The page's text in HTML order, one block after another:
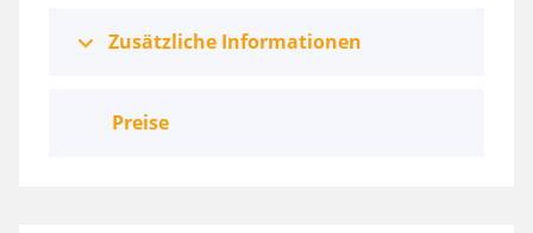
Zusätzliche Informationen
Preise